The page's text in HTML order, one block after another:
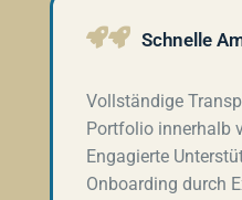
 Schnelle
Vollständige
Portfolio innerhalb
Engagierte
Onboarding durch